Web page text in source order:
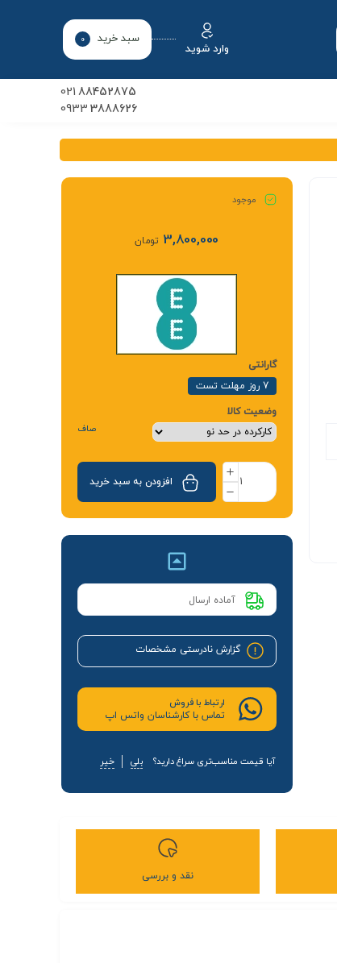
وارد شوید
سبد خرید 0
88452875
021
3888626
0933
موجود
3,800,000 تومان
گارانتی
7 روز مهلت تست
وضعیت کالا
صاف
افزودن به سبد خرید
آماده ارسال
گزارش نادرستی مشخصات
ارتباط با فروش
تماس با کارشناسان واتس اپ
آیا قیمت مناسب‌تری سراغ دارید؟ بلی خیر
نقد و بررسی